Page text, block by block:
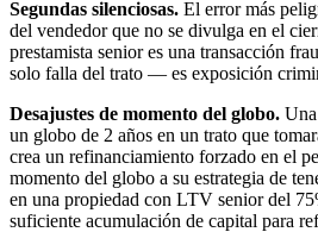
Segundas silenciosas. El error más
del vendedor que no se divulga en el
prestamista senior es una transacción
solo falla del trato — es exposición
Desajustes de momento del globo.
un globo de 2 años en un trato que
crea un refinanciamiento forzado en el
momento del globo a su estrategia de
en una propiedad con LTV senior del
suficiente acumulación de capital para